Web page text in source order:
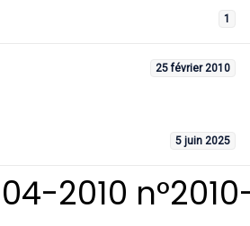
1
25 février 2010
5 juin 2025
2010